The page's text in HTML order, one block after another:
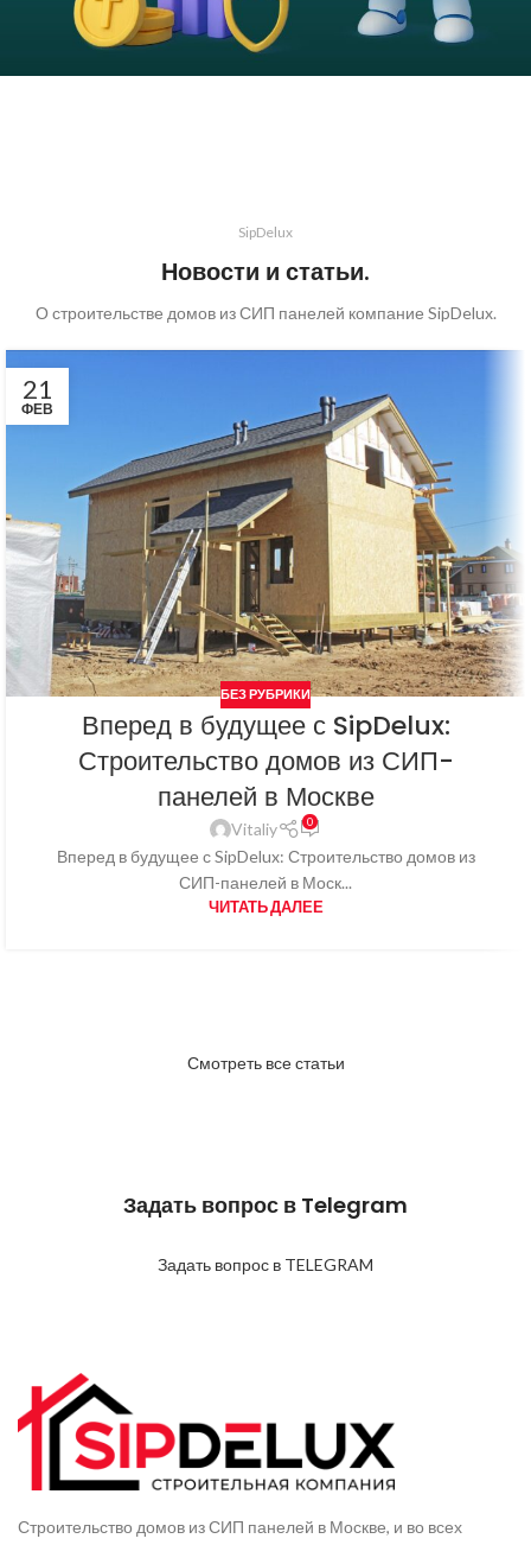
SipDelux
Новости и статьи.
О строительстве домов из СИП панелей компание SipDelux.
21
ФЕВ
БЕЗ РУБРИКИ
Вперед в будущее с SipDelux:
Строительство домов из СИП-
панелей в Москве
Vitaliy 0
Вперед в будущее с SipDelux: Строительство домов из
СИП-панелей в Моск...
ЧИТАТЬ ДАЛЕЕ
Смотреть все статьи
Задать вопрос в Telegram
Задать вопрос в TELEGRAM
Строительство домов из СИП панелей в Москве, и во всех